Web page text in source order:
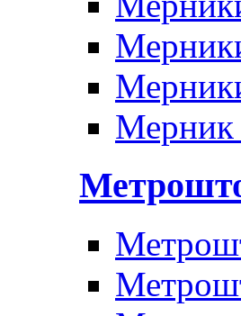
Мерник